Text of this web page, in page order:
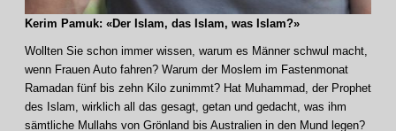
Kerim Pamuk: «Der Islam, das Islam, was Islam?»
Wollten Sie schon immer wissen, warum es Männer schwul macht,
wenn Frauen Auto fahren? Warum der Moslem im Fastenmonat
Ramadan fünf bis zehn Kilo zunimmt? Hat Muhammad, der Prophet
des Islam, wirklich all das gesagt, getan und gedacht, was ihm
sämtliche Mullahs von Grönland bis Australien in den Mund legen?